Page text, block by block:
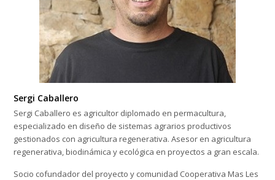
Sergi Caballero
Sergi Caballero es agricultor diplomado en permacultura,
especializado en diseño de sistemas agrarios productivos
gestionados con agricultura regenerativa. Asesor en agricultura
regenerativa, biodinámica y ecológica en proyectos a gran escala.
Socio cofundador del proyecto y comunidad Cooperativa Mas Les